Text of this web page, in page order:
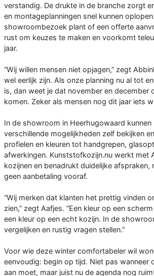
verstandig. De drukte in de branche zorgt
en montageplanningen snel kunnen
showroombezoek plant of een offerte
rust om keuzes te maken en voorkomt
jaar.
“Wij willen mensen niet opjagen,” zegt
wel eerlijk zijn. Als onze planning nu al tot
is, dan weet je dat november en december
komen. Zeker als mensen nog dit jaar iets
In de showroom in Heerhugowaard kunnen
verschillende mogelijkheden zelf bekijken
profielen en kleuren tot handgrepen,
afwerkingen. Kunststofkozijn.nu werkt met
kozijnen en benadrukt duidelijke afspraken,
geen aanbetaling vooraf.
“Wij merken dat klanten het prettig vinden
zien,” zegt Aafjes. “Een kleur op een
een kleur op een echt kozijn. In de
vergelijken en rustig vragen stellen.”
Voor wie deze winter comfortabeler wil
eenvoudig: begin op tijd. Niet pas wanneer
aan moet, maar juist nu de agenda nog